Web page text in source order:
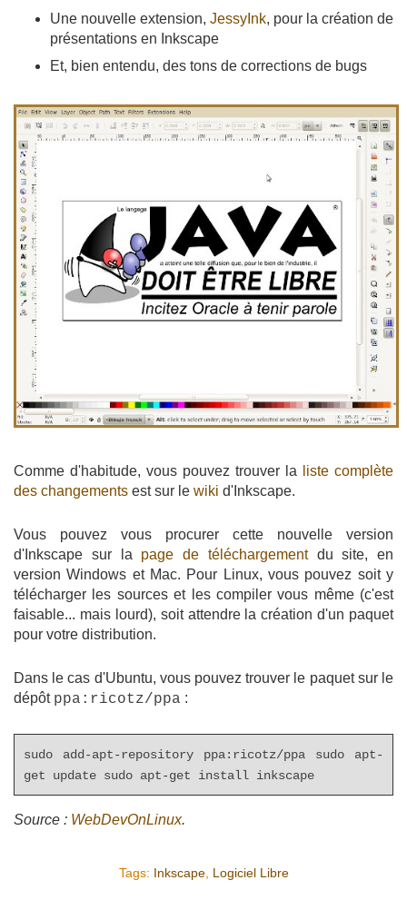
Une nouvelle extension, JessyInk, pour la création de
présentations en Inkscape
Et, bien entendu, des tons de corrections de bugs
Comme d'habitude, vous pouvez trouver la
liste complète
des changements est sur le wiki d'Inkscape.
Vous pouvez vous procurer cette nouvelle version
d'Inkscape sur la page de téléchargementdu site, en
version Windows et Mac. Pour Linux, vous pouvez soit y
télécharger les sources et les compiler vous même (c'est
faisable... mais lourd), soit attendre la création d'un paquet
pour votre distribution.
Dans le cas d'Ubuntu, vous pouvez trouver le paquet sur le
dépôt ppa:ricotz/ppa :
sudo add-apt-repository ppa:ricotz/ppa sudo apt-
get update sudo apt-get install inkscape
Source : WebDevOnLinux.
Tags: Inkscape, Logiciel Libre